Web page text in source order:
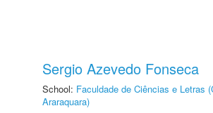
Sergio Azevedo Fonseca
School: Faculdade de Ciências e Letras
Araraquara)